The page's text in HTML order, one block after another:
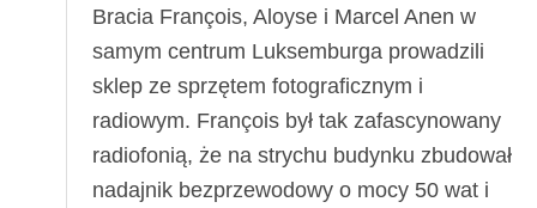
Bracia François, Aloyse i Marcel Anen w
samym centrum Luksemburga prowadzili
sklep ze sprzętem fotograficznym i
radiowym. François był tak zafascynowany
radiofonią, że na strychu budynku zbudował
nadajnik bezprzewodowy o mocy 50 wat i